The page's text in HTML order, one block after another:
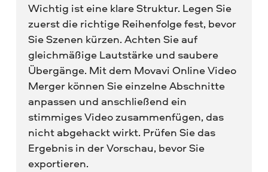
Wichtig ist eine klare Struktur. Legen Sie
zuerst die richtige Reihenfolge fest, bevor
Sie Szenen kürzen. Achten Sie auf
gleichmäßige Lautstärke und saubere
Übergänge. Mit dem Movavi Online Video
Merger können Sie einzelne Abschnitte
anpassen und anschließend ein
stimmiges Video zusammenfügen, das
nicht abgehackt wirkt. Prüfen Sie das
Ergebnis in der Vorschau, bevor Sie
exportieren.